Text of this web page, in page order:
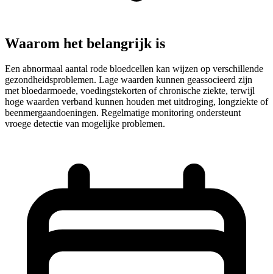
Waarom het belangrijk is
Een abnormaal aantal rode bloedcellen kan wijzen op verschillende
gezondheidsproblemen. Lage waarden kunnen geassocieerd zijn
met bloedarmoede, voedingstekorten of chronische ziekte, terwijl
hoge waarden verband kunnen houden met uitdroging, longziekte of
beenmergaandoeningen. Regelmatige monitoring ondersteunt
vroege detectie van mogelijke problemen.